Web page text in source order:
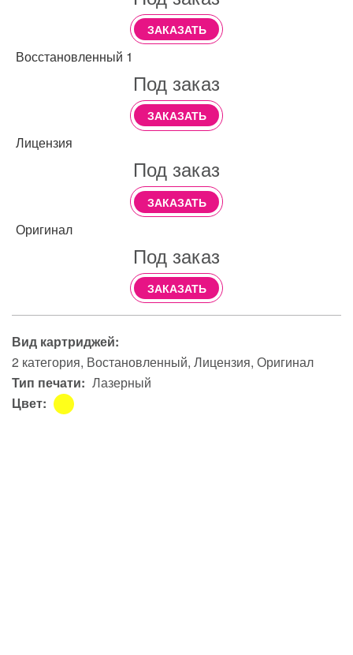
ЗАКАЗАТЬ
Восстановленный 1
Под заказ
ЗАКАЗАТЬ
Лицензия
Под заказ
ЗАКАЗАТЬ
Оригинал
Под заказ
ЗАКАЗАТЬ
Вид картриджей:
2 категория Востановленный Лицензия Оригинал
Тип печати: Лазерный
Цвет: